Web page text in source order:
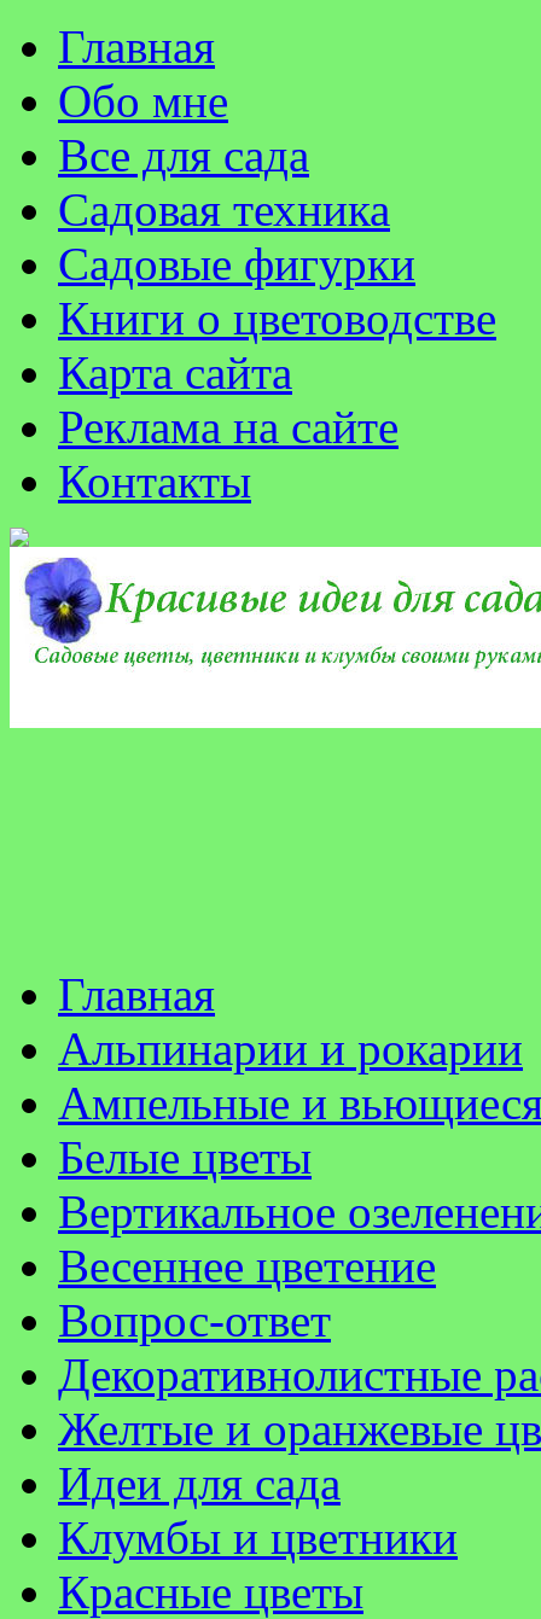
Главная
Обо мне
Все для сада
Садовая техника
Садовые фигурки
Книги о цветоводстве
Карта сайта
Реклама на сайте
Контакты
Главная
Альпинарии и рокарии
Ампельные и вьющиеся
Белые цветы
Вертикальное
Весеннее цветение
Вопрос-ответ
Декоративнолистные
Желтые и оранжевые
Идеи для сада
Клумбы и цветники
Красные цветы